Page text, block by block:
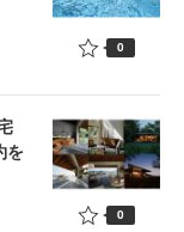
0
を
0